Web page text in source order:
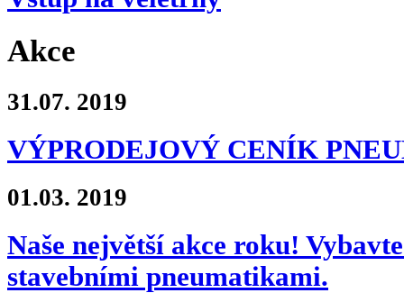
Akce
31.07. 2019
VÝPRODEJOVÝ CENÍK
01.03. 2019
Naše největší akce roku!
stavebními pneumatikami.